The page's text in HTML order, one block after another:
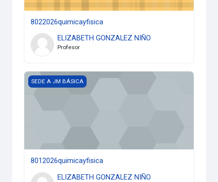
8022026quimicayfisica
ELIZABETH GONZALEZ NIÑO
Profesor
8012026quimicayfisica
SEDE A JM BÁSICA
8012026quimicayfisica
ELIZABETH GONZALEZ NIÑO